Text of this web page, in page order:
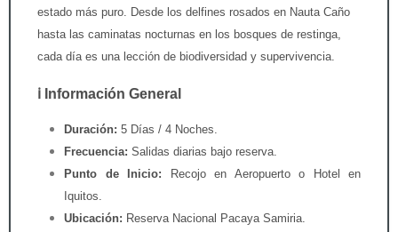
estado más puro. Desde los delfines rosados en Nauta Caño
hasta las caminatas nocturnas en los bosques de restinga,
cada día es una lección de biodiversidad y supervivencia.
ℹ️ Información General
Duración: 5 Días / 4 Noches.
Frecuencia: Salidas diarias bajo reserva.
Punto de Inicio: Recojo en Aeropuerto o Hotel en
Iquitos.
Ubicación: Reserva Nacional Pacaya Samiria